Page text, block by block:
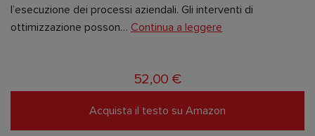
l’esecuzione dei processi aziendali. Gli interventi di
ottimizzazione posson… Continua a leggere
52,00 €
Acquista il testo su Amazon